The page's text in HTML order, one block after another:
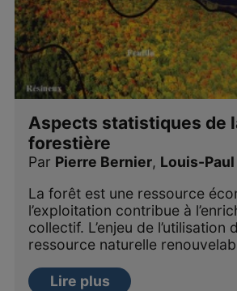
Aspects statistiques de
forestière
Par Pierre Bernier, Louis-
La forêt est une ressource
l’exploitation contribue à
collectif. L’enjeu de l’utilisation
ressource naturelle
Lire plus